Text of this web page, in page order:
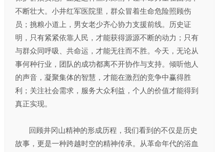
不断壮大。小井红军医院里，群众冒着生命危险照顾伤
员；挑粮小道上，男女老少齐心协力支援前线。历史证
明，只有紧紧依靠人民，才能获得源源不断的动力；只有
与群众同呼吸、共命运，才能无往而不胜。今天，无论从
事何种行业，团队的成功都离不开协作与支持。倾听他人
的声音，凝聚集体的智慧，才能在激烈的竞争中赢得胜
利；关注社会需求，服务大众利益，个人的价值才能得到
真正实现。​
回顾井冈山精神的形成历程，我们看到的不仅是历史
故事，更是一种跨越时空的精神传承。从革命年代的浴血